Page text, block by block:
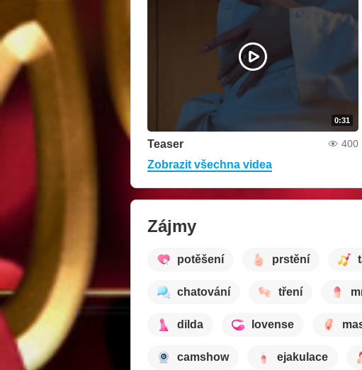
0:31
Teaser 400
Zobrazit všechna videa
Zájmy
potěšení prstění
chatování tření
dilda lovense
camshow ejakulace